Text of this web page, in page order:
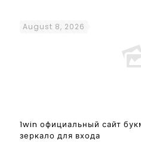
August 8, 2026
1win официальный сайт
зеркало для входа